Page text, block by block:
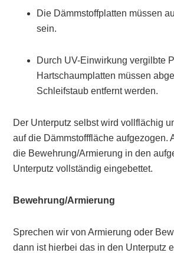
Die Dämmstoffplatten müssen
sein.
Durch UV-Einwirkung vergilbte
Hartschaumplatten müssen
Schleifstaub entfernt werden.
Der Unterputz selbst wird vollflächig
auf die Dämmstofffläche aufgezogen.
die Bewehrung/Armierung in den
Unterputz vollständig eingebettet.
Bewehrung/Armierung
Sprechen wir von Armierung oder
dann ist hierbei das in den Unterputz